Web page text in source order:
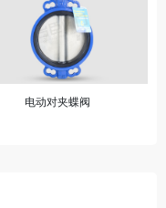
电动对夹蝶阀